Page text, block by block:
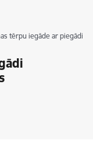
tērpu iegāde ar piegādi